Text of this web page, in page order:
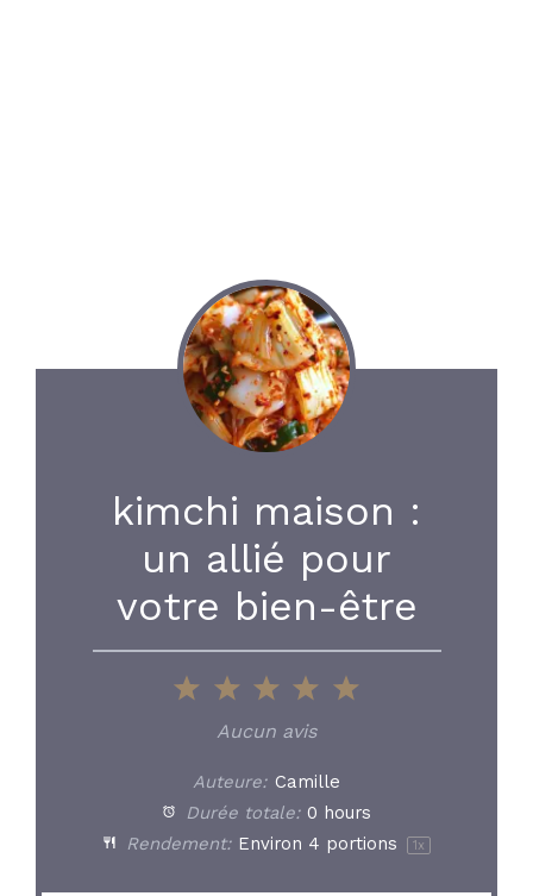
kimchi maison :
un allié pour
votre bien-être
5
4
3
Stars
2
Stars
1
Star
Aucun avis
Auteure: Camille
Durée totale: 0 hours
Rendement: Environ 4 portions 1 x